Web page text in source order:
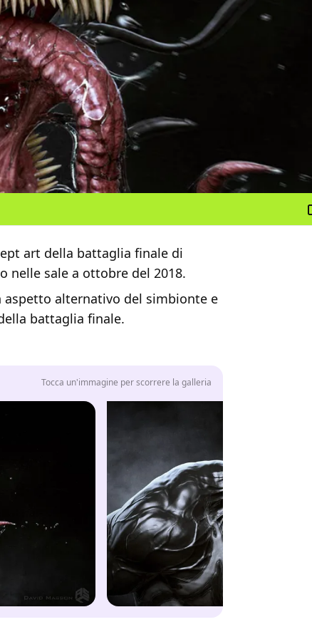
art della battaglia finale di
nelle sale a ottobre del 2018.
alternativo del simbionte e
battaglia finale.
Tocca un'immagine per scorrere la galleria